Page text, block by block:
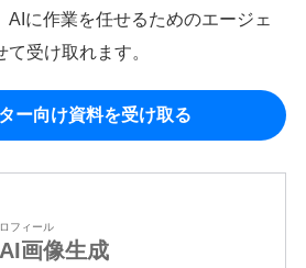
AIに作業を任せるためのエージェ
受け取れます。
ー向け資料を受け取る
フィール
画像生成